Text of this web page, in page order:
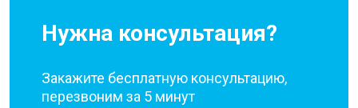
Нужна консультация?
Закажите бесплатную консультацию,
перезвоним за 5 минут